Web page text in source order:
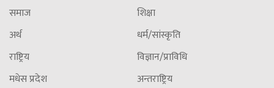
समाज
अर्थ
राष्ट्रिय
मधेस प्रदेश
शिक्षा
धर्म/सांस्कृति
विज्ञान/प्राविधि
अन्तराष्ट्रिय